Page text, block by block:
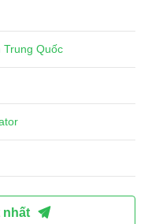
Quốc
nhất